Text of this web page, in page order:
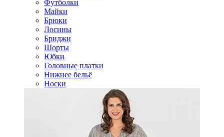
Футболки
Майки
Брюки
Лосины
Бриджи
Шорты
Юбки
Головные платки
Нижнее бельё
Носки